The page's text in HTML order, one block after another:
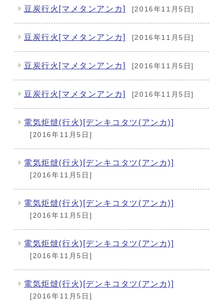
豆炭行火[マメタンアンカ] [2016年11月5日]
豆炭行火[マメタンアンカ] [2016年11月5日]
豆炭行火[マメタンアンカ] [2016年11月5日]
豆炭行火[マメタンアンカ] [2016年11月5日]
電気炬燵(行火)[デンキコタツ(アンカ)]
[2016年11月5日]
電気炬燵(行火)[デンキコタツ(アンカ)]
[2016年11月5日]
電気炬燵(行火)[デンキコタツ(アンカ)]
[2016年11月5日]
電気炬燵(行火)[デンキコタツ(アンカ)]
[2016年11月5日]
電気炬燵(行火)[デンキコタツ(アンカ)]
[2016年11月5日]